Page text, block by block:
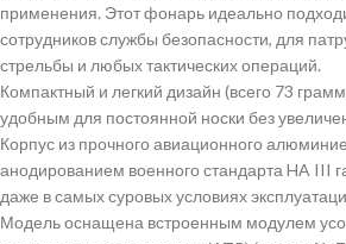
применения. Этот фонарь идеально
сотрудников службы безопасности, для
стрельбы и любых тактических операций.
Компактный и легкий дизайн (всего 73
удобным для постоянной носки без
Корпус из прочного авиационного
анодированием военного стандарта HA III
даже в самых суровых условиях
Модель оснащена встроенным модулем